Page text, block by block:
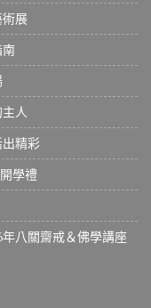
展
人
精彩
學禮
八關齋戒＆佛學講座